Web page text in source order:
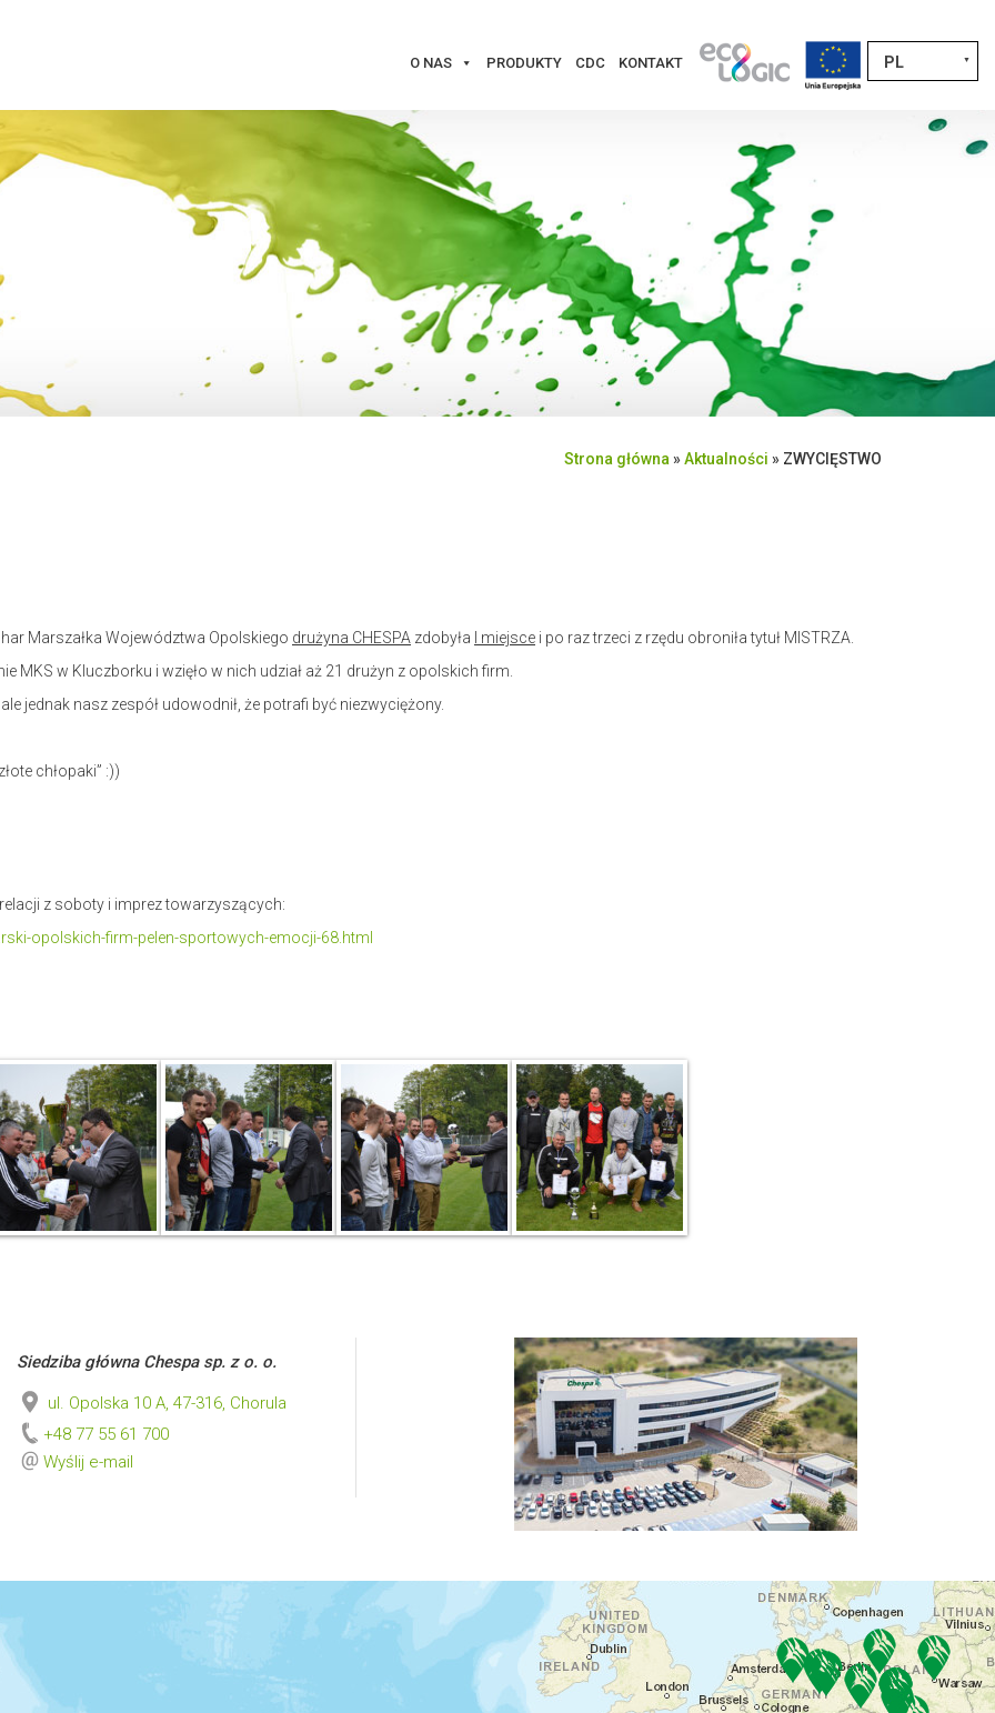
PL ▼
O NAS PRODUKTY CDC KONTAKT
Strona główna »Aktualności » ZWYCIĘSTWO
Marszałka Województwa Opolskiego drużyna CHESPA zdobyła I miejsce i po raz trzeci z rzędu obroniła tytuł MISTRZA.
MKS w Kluczborku i wzięło w nich udział aż 21 drużyn z opolskich firm.
jednak nasz zespół udowodnił, że potrafi być niezwyciężony.
chłopaki” :))
z soboty i imprez towarzyszących:
opolskich-firm-pelen-sportowych-emocji-68.html
Siedziba główna Chespa sp. z o. o.
ul. Opolska 10 A, 47-316, Chorula
+48 77 55 61 700
Wyślij e-mail